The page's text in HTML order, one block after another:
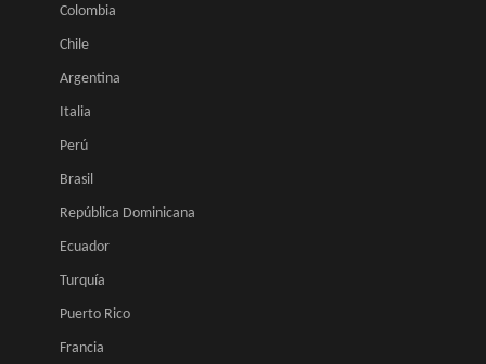
Colombia
Chile
Argentina
Italia
Perú
Brasil
República Dominicana
Ecuador
Turquía
Puerto Rico
Francia